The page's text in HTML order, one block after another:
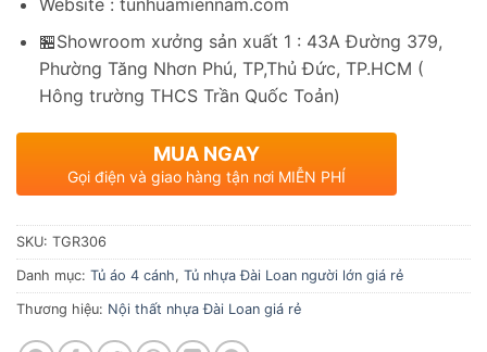
🏪Showroom xưởng sản xuất 1 : 43A Đường 379,
Phường Tăng Nhơn Phú, TP,Thủ Đức, TP.HCM (
Hông trường THCS Trần Quốc Toản)
MUA NGAY
Gọi điện và giao hàng tận nơi MIỄN PHÍ
SKU: TGR306
Danh mục: Tủ áo 4 cánh, Tủ nhựa Đài Loan người lớn giá rẻ
Thương hiệu: Nội thất nhựa Đài Loan giá rẻ